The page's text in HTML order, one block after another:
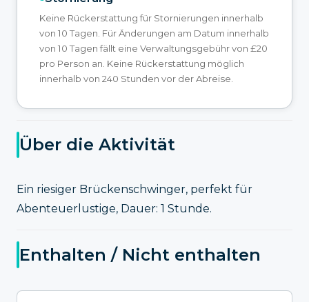
Keine Rückerstattung für Stornierungen innerhalb
von 10 Tagen. Für Änderungen am Datum innerhalb
von 10 Tagen fällt eine Verwaltungsgebühr von £20
pro Person an. Keine Rückerstattung möglich
innerhalb von 240 Stunden vor der Abreise.
Über die Aktivität
Ein riesiger Brückenschwinger, perfekt für
Abenteuerlustige, Dauer: 1 Stunde.
Enthalten / Nicht enthalten